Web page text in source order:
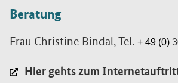
Beratung
Frau Christine Bindal, Tel. + 49 (0)
Hier gehts zum